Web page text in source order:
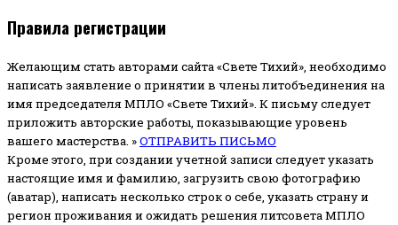
Правила регистрации
Желающим стать авторами сайта «Свете Тихий», необходимо
написать заявление о принятии в члены литобъединения на
имя председателя МПЛО «Свете Тихий». К письму следует
приложить авторские работы, показывающие уровень
вашего мастерства. »ОТПРАВИТЬ ПИСЬМО
Кроме этого, при создании учетной записи следует указать
настоящие имя и фамилию, загрузить свою фотографию
(аватар), написать несколько строк о себе, указать страну и
регион проживания и ожидать решения литсовета МПЛО